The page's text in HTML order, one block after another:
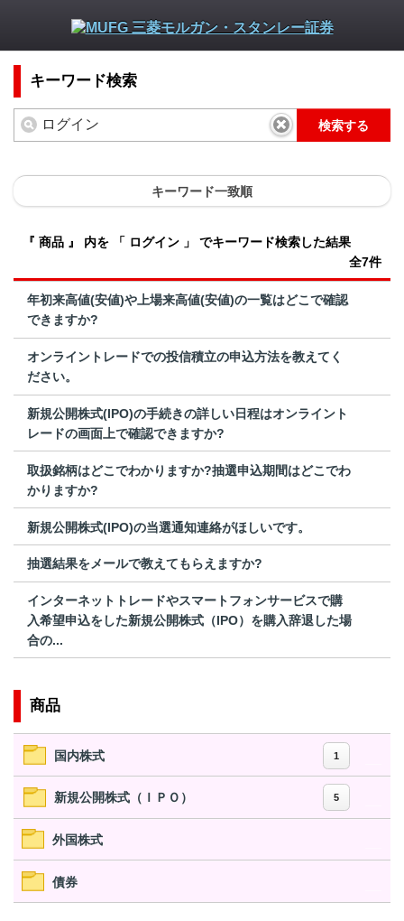
キーワード検索
検索する
キーワード一致順
『 商品 』 内を 「 ログイン 」 でキーワード検索した結果
全7件
年初来高値(安値)や上場来高値(安値)の一覧はどこで確認
できますか?
オンライントレードでの投信積立の申込方法を教えてく
ださい。
新規公開株式(IPO)の手続きの詳しい日程はオンライント
レードの画面上で確認できますか?
取扱銘柄はどこでわかりますか?抽選申込期間はどこでわ
かりますか?
新規公開株式(IPO)の当選通知連絡がほしいです。
抽選結果をメールで教えてもらえますか?
インターネットトレードやスマートフォンサービスで購
入希望申込をした新規公開株式（IPO）を購入辞退した場
合の...
商品
国内株式 1
新規公開株式（ＩＰＯ） 5
外国株式
債券